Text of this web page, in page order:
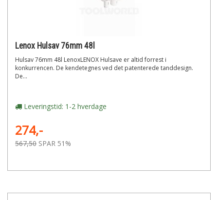
Lenox Hulsav 76mm 48l
Hulsav 76mm 48l LenoxLENOX Hulsave er altid forrest i
konkurrencen. De kendetegnes ved det patenterede tanddesign.
De...
Leveringstid: 1-2 hverdage
274,-
567,50 SPAR 51%